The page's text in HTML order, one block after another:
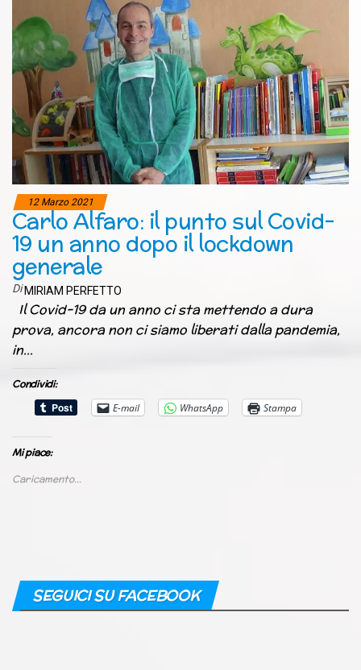
12 Marzo 2021
Carlo Alfaro: il punto sul Covid-
19 un anno dopo il lockdown
generale
Di MIRIAM PERFETTO
Il Covid-19 da un anno ci sta mettendo a dura
prova, ancora non ci siamo liberati dalla pandemia,
in…
Condividi:
E-mail
WhatsApp Stampa
Mi piace:
Caricamento...
SEGUICI SU FACEBOOK